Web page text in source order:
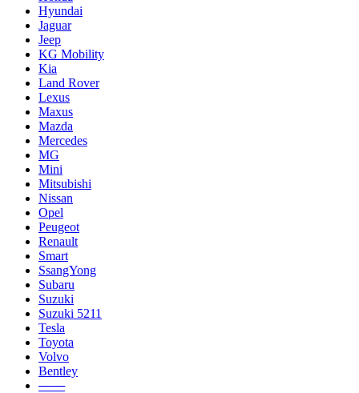
Hyundai
Jaguar
Jeep
KG Mobility
Kia
Land Rover
Lexus
Maxus
Mazda
Mercedes
MG
Mini
Mitsubishi
Nissan
Opel
Peugeot
Renault
Smart
SsangYong
Subaru
Suzuki
Suzuki 5211
Tesla
Toyota
Volvo
Bentley
───